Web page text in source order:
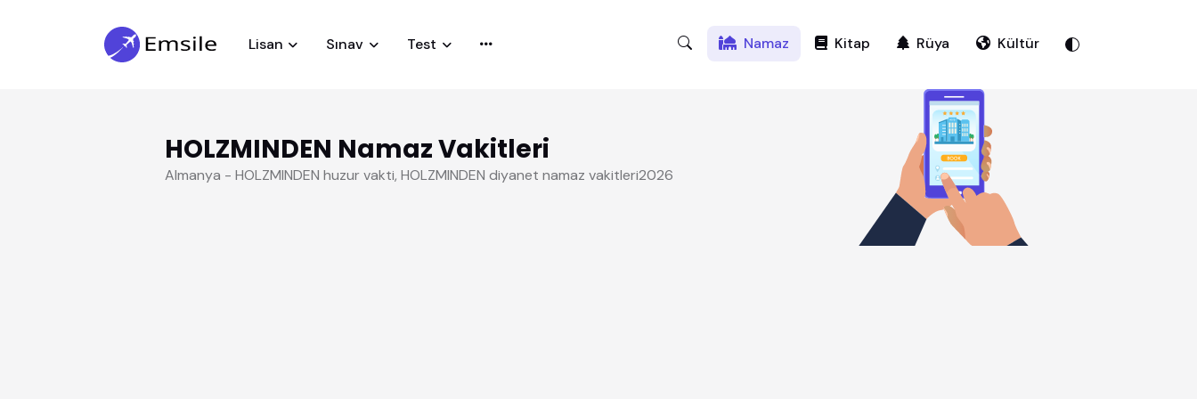
Lisan Sınav Test Namaz Kitap Rüya Kültür
HOLZMINDEN Namaz Vakitleri
Almanya - HOLZMINDEN huzur vakti, HOLZMINDEN diyanet namaz vakitleri2026